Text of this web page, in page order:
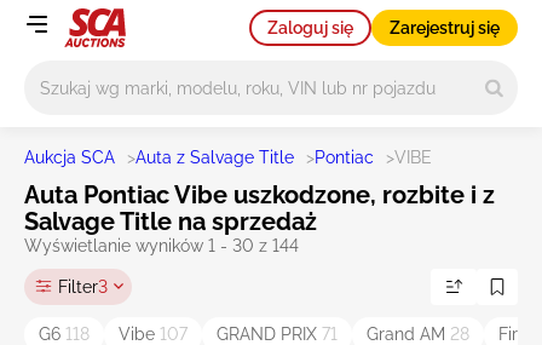
Zaloguj się Zarejestruj się
Aukcja SCA >Auta z Salvage Title >Pontiac >VIBE
Auta Pontiac Vibe uszkodzone, rozbite i z
Salvage Title na sprzedaż
Wyświetlanie wyników 1 - 30 z 144
Filter3
G6 118 Vibe 107 GRAND PRIX 71 Grand AM 28